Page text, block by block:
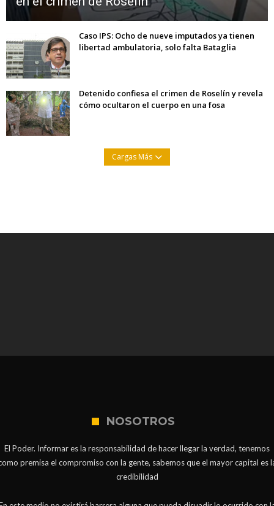
Caso IPS: Ocho de nueve imputados ya tienen
libertad ambulatoria, solo falta Bataglia
Detenido confiesa el crimen de Roselín y revela
cómo ocultaron el cuerpo en una fosa
Cargas Más
NOSOTROS
El Poder. Informar es la responsabilidad de hacer llegar la verdad, tenemos
premisa el compromiso con la gente, sabemos que el mayor capital es
credibilidad